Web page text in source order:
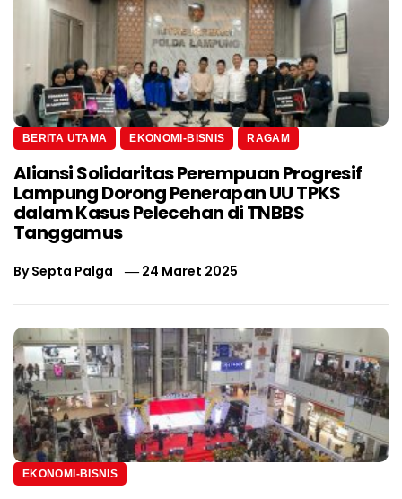
BERITA UTAMA EKONOMI-BISNIS RAGAM
Aliansi Solidaritas Perempuan Progresif
Lampung Dorong Penerapan UU TPKS
dalam Kasus Pelecehan di TNBBS
Tanggamus
BySepta Palga 24 Maret 2025
EKONOMI-BISNIS